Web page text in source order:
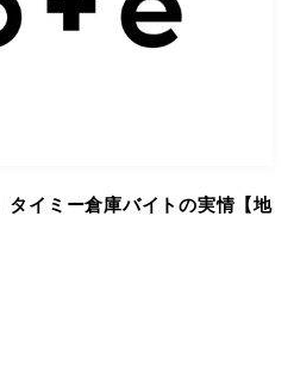
イミー倉庫バイトの実情【地